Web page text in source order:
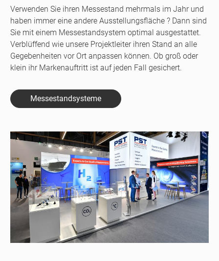
Verwenden Sie ihren Messestand mehrmals im Jahr und
haben immer eine andere Ausstellungsfläche ? Dann sind
Sie mit einem Messestandsystem optimal ausgestattet.
Verblüffend wie unsere Projektleiter ihren Stand an alle
Gegebenheiten vor Ort anpassen können. Ob groß oder
klein ihr Markenauftritt ist auf jeden Fall gesichert.
Messestandsysteme